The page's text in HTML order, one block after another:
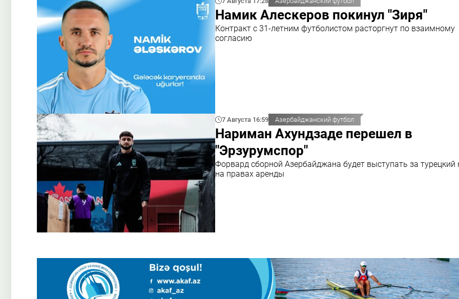
Намик Алескеров покинул "Зиря"
Контракт с 31-летним футболистом расторгнут по взаимному
согласию
7 Августа 16:59 Азербайджанский футбол
Нариман Ахундзаде перешел в
"Эрзурумспор"
Форвард сборной Азербайджана будет выступать за турецкий
на правах аренды